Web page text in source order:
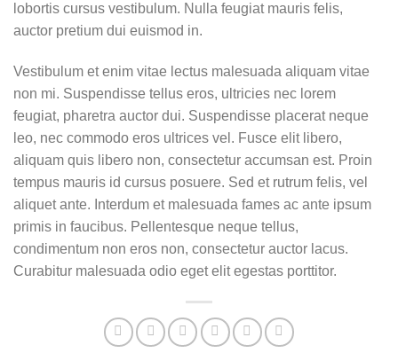
lobortis cursus vestibulum. Nulla feugiat mauris felis,
auctor pretium dui euismod in.
Vestibulum et enim vitae lectus malesuada aliquam vitae
non mi. Suspendisse tellus eros, ultricies nec lorem
feugiat, pharetra auctor dui. Suspendisse placerat neque
leo, nec commodo eros ultrices vel. Fusce elit libero,
aliquam quis libero non, consectetur accumsan est. Proin
tempus mauris id cursus posuere. Sed et rutrum felis, vel
aliquet ante. Interdum et malesuada fames ac ante ipsum
primis in faucibus. Pellentesque neque tellus,
condimentum non eros non, consectetur auctor lacus.
Curabitur malesuada odio eget elit egestas porttitor.